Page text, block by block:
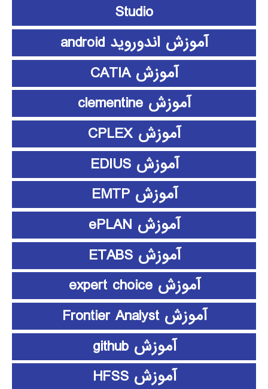
Studio
آموزش اندوروید android
آموزش CATIA
آموزش clementine
آموزش CPLEX
آموزش EDIUS
آموزش EMTP
آموزش ePLAN
آموزش ETABS
آموزش expert choice
آموزش Frontier Analyst
آموزش github
آموزش HFSS